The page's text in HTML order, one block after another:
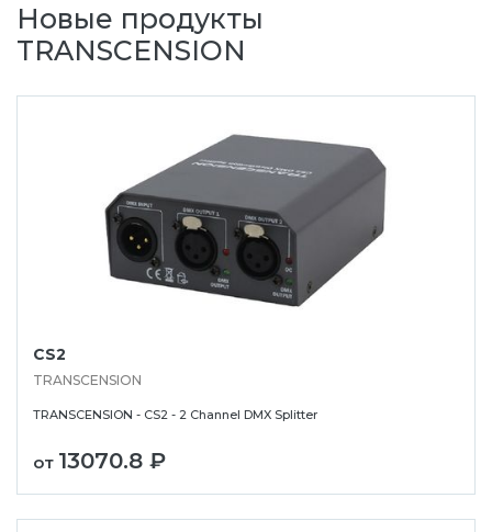
Новые продукты
TRANSCENSION
CS2
TRANSCENSION
TRANSCENSION - CS2 - 2 Channel DMX Splitter
от 13070.8 ₽